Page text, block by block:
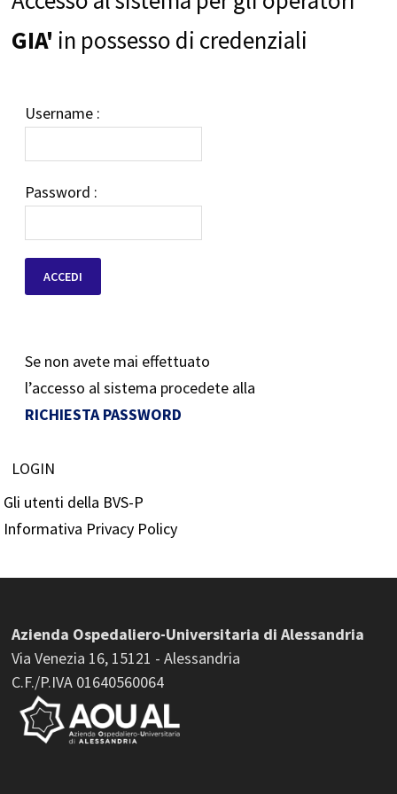
GIA' in possesso di credenziali
Username :
Password :
Se non avete mai effettuato
l’accesso al sistema procedete alla
RICHIESTA PASSWORD
LOGIN
Gli utenti della BVS-P
Informativa Privacy Policy
Azienda Ospedaliero-Universitaria di Alessandria
Via Venezia 16, 15121 - Alessandria
C.F./P.IVA 01640560064